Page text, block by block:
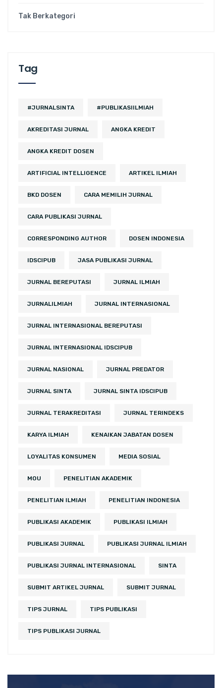
Tak Berkategori
Tag
#JURNALSINTA #PUBLIKASIILMIAH
AKREDITASI JURNAL ANGKA KREDIT
ANGKA KREDIT DOSEN
ARTIFICIAL INTELLIGENCE ARTIKEL ILMIAH
BKD DOSEN CARA MEMILIH JURNAL
CARA PUBLIKASI JURNAL
CORRESPONDING AUTHOR DOSEN INDONESIA
IDSCIPUB JASA PUBLIKASI JURNAL
JURNAL BEREPUTASI JURNAL ILMIAH
JURNALILMIAH JURNAL INTERNASIONAL
JURNAL INTERNASIONAL BEREPUTASI
JURNAL INTERNASIONAL IDSCIPUB
JURNAL NASIONAL JURNAL PREDATOR
JURNAL SINTA JURNAL SINTA IDSCIPUB
JURNAL TERAKREDITASI JURNAL TERINDEKS
KARYA ILMIAH KENAIKAN JABATAN DOSEN
LOYALITAS KONSUMEN MEDIA SOSIAL
MOU PENELITIAN AKADEMIK
PENELITIAN ILMIAH PENELITIAN INDONESIA
PUBLIKASI AKADEMIK PUBLIKASI ILMIAH
PUBLIKASI JURNAL PUBLIKASI JURNAL ILMIAH
PUBLIKASI JURNAL INTERNASIONAL SINTA
SUBMIT ARTIKEL JURNAL SUBMIT JURNAL
TIPS JURNAL TIPS PUBLIKASI
TIPS PUBLIKASI JURNAL